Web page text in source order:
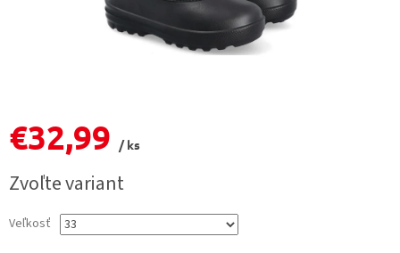
€32,99
/ ks
cena:
Zvoľte variant
Veľkosť